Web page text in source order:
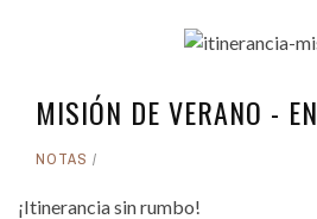
MISIÓN DE VERANO -
NOTAS
¡Itinerancia sin rumbo!